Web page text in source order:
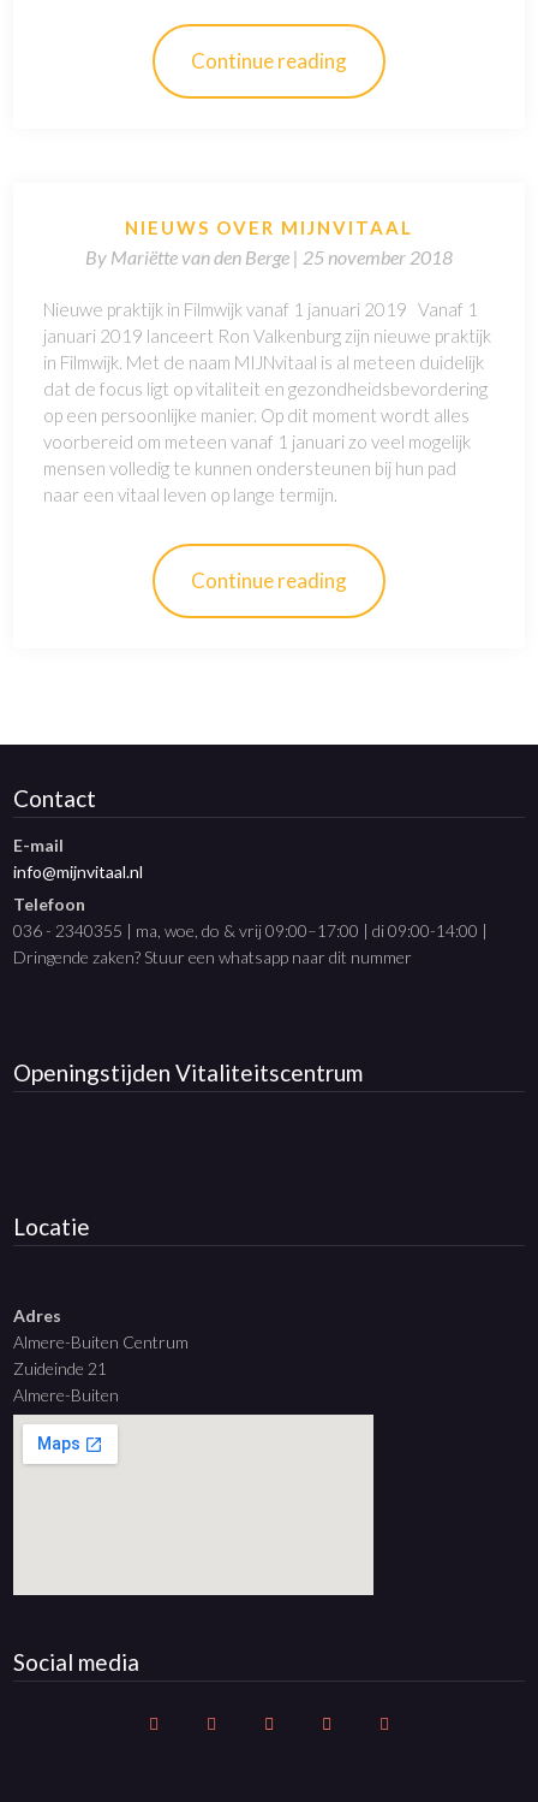
Continue reading
NIEUWS OVER MIJNVITAAL
By Mariëtte van den Berge | 25 november 2018
Nieuwe praktijk in Filmwijk vanaf 1 januari 2019 Vanaf 1
januari 2019 lanceert Ron Valkenburg zijn nieuwe praktijk
in Filmwijk. Met de naam MIJNvitaal is al meteen duidelijk
dat de focus ligt op vitaliteit en gezondheidsbevordering
op een persoonlijke manier. Op dit moment wordt alles
voorbereid om meteen vanaf 1 januari zo veel mogelijk
mensen volledig te kunnen ondersteunen bij hun pad
naar een vitaal leven op lange termijn.
Continue reading
Contact
E-mail
info@mijnvitaal.nl
Telefoon
036 - 2340355 | ma, woe, do & vrij 09:00–17:00 | di 09:00-14:00 |
Dringende zaken? Stuur een whatsapp naar dit nummer
OpeningstijdenVitaliteitscentrum
Locatie
Adres
Almere-Buiten Centrum
Zuideinde 21
Almere-Buiten
Social media